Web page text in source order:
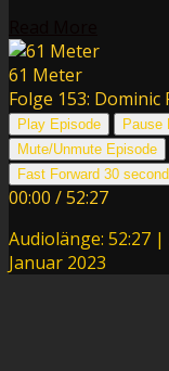
61 Meter
Folge 153: Dominic
Play Episode
Pause
Mute/Unmute Episode
Fast Forward 30
00:00 /52:27
Audiolänge: 52:27 |
Januar 2023